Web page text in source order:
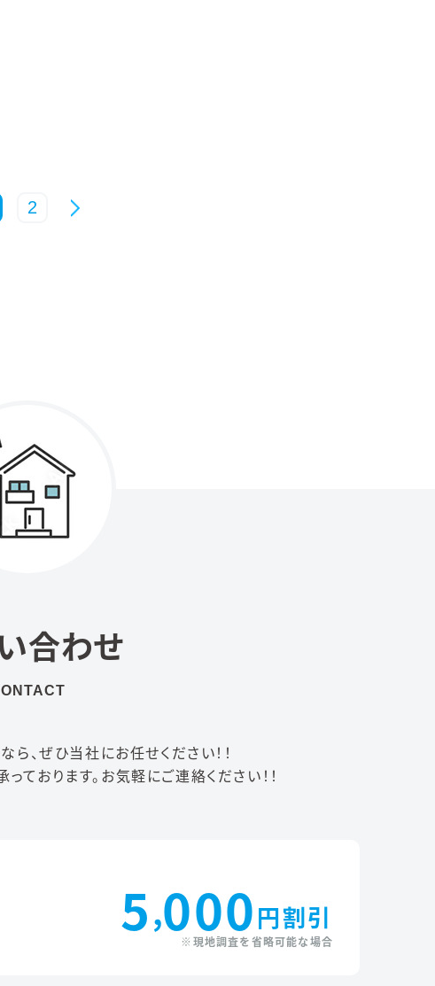
2
合わせ
ら、ぜひ当社にお任せください！！
ております。 お気軽にご連絡ください！！
5,000円割引
※現地調査を省略可能な場合